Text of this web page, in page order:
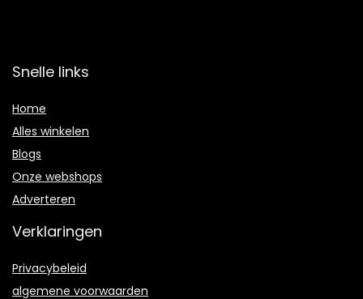
Snelle links
Home
Alles winkelen
Blogs
Onze webshops
Adverteren
Verklaringen
Privacybeleid
algemene voorwaarden